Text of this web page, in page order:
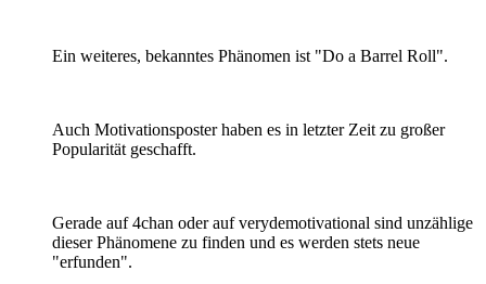
Ein weiteres, bekanntes Phänomen ist "Do a Barrel Roll".
Auch Motivationsposter haben es in letzter Zeit zu großer
Popularität geschafft.
Gerade auf 4chan oder auf verydemotivational sind unzählige
dieser Phänomene zu finden und es werden stets neue
"erfunden".